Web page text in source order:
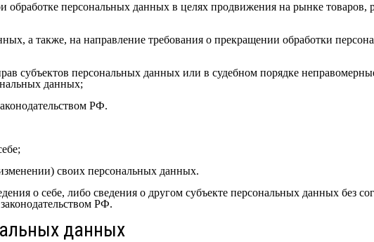
обработке персональных данных в целях продвижения на рынке товаров,
а также, на направление требования о прекращении обработки
субъектов персональных данных или в судебном порядке
данных;
РФ.
своих персональных данных.
о себе, либо сведения о другом субъекте персональных данных без
РФ.
данных